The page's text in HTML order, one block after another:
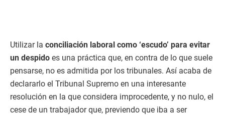
Utilizar la conciliación laboral como ‘escudo’ para evitar
un despido es una práctica que, en contra de lo que suele
pensarse, no es admitida por los tribunales. Así acaba de
declararlo el Tribunal Supremo en una interesante
resolución en la que considera improcedente, y no nulo, el
cese de un trabajador que, previendo que iba a ser